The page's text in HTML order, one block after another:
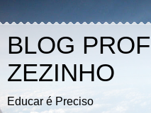
BLOG
ZEZINHO
Educar é Preciso